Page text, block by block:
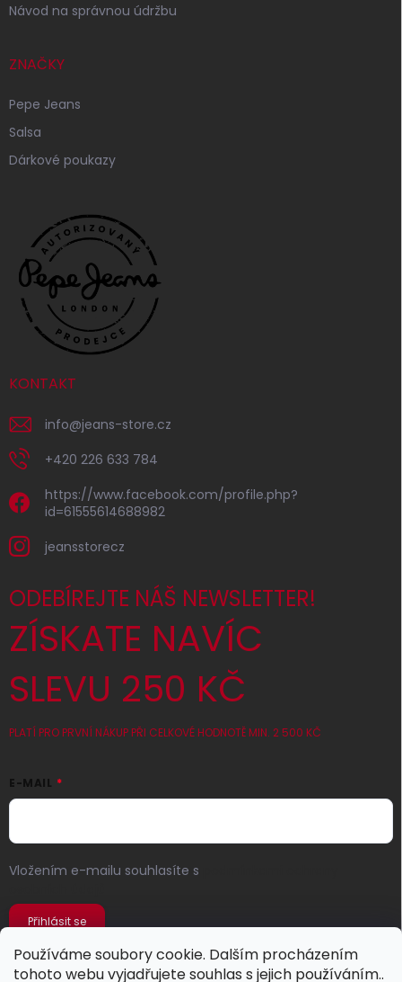
Používáme soubory cookie. Dalším procházením
tohoto webu vyjadřujete souhlas s jejich používáním..
Návod na správnou údržbu
ZNAČKY
Pepe Jeans
Salsa
Dárkové poukazy
KONTAKT
info@jeans-store.cz
+420 226 633 784
https://www.facebook.com/profile.php?
id=61555614688982
jeansstorecz
ODEBÍREJTE NÁŠ NEWSLETTER!
ZÍSKATE NAVÍC
SLEVU 250 KČ
PLATÍ PRO PRVNÍ NÁKUP PŘI CELKOVÉ HODNOTĚ MIN. 2 500 KČ
E-MAIL
Vložením e-mailu souhlasíte s
Přihlásit se